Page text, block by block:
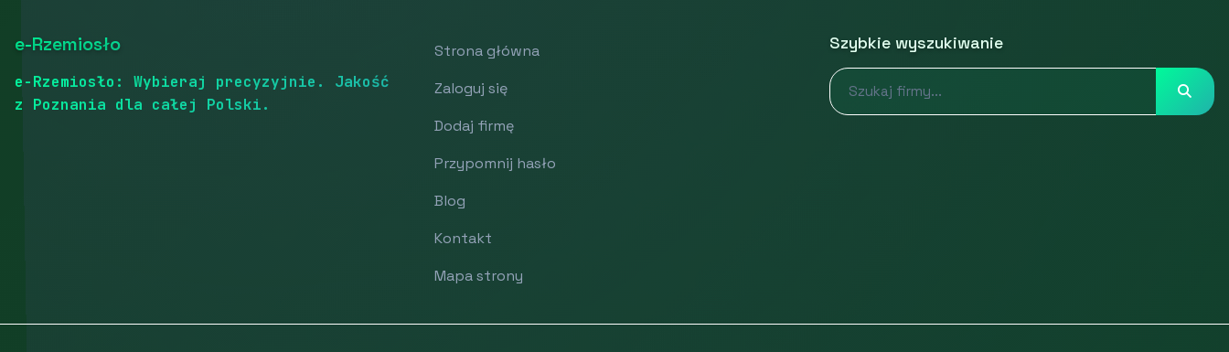
e-Rzemiosło
e-Rzemiosło: Wybieraj precyzyjnie. Jakość
z Poznania dla całej Polski.
Strona główna
Zaloguj się
Dodaj firmę
Przypomnij hasło
Blog
Kontakt
Mapa strony
Szybkie wyszukiwanie